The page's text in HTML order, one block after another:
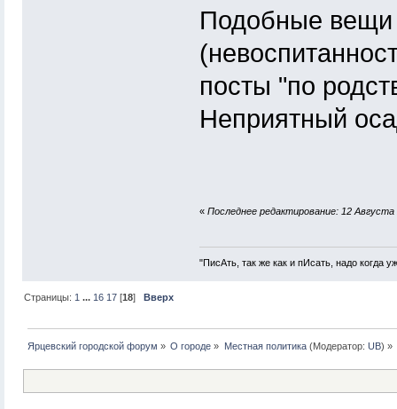
Подобные вещи
посты "по
Неприятный
« Последнее редактирование: 12 Августа
"ПисАть, так же как и пИсать, надо
Страницы: 1 ... 16 17 [18]Вверх
Ярцевский городской форум » О городе » Местная политика(Модератор: UB) »